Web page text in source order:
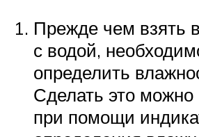
Прежде чем взять
с водой,
определить
Сделать это
при помощи